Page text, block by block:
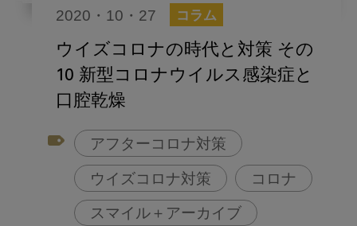
2020・10・27 コラム
ウイズコロナの時代と対策 その
10 新型コロナウイルス感染症と
口腔乾燥
アフターコロナ対策
ウイズコロナ対策 コロナ
スマイル＋アーカイブ